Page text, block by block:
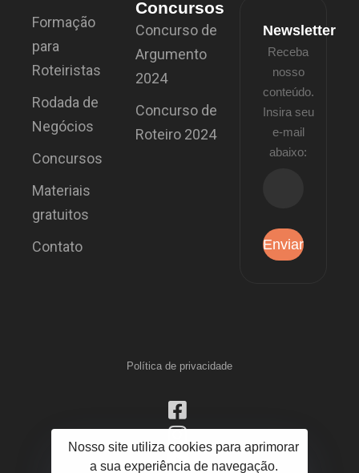
Formação
para
Roteiristas
Rodada de
Negócios
Concursos
Materiais
gratuitos
Contato
Concursos
Concurso de
Argumento
2024
Concurso de
Roteiro 2024
Newsletter
Receba
nosso
conteúdo.
Insira seu
e-mail
abaixo:
Política de privacidade
Nosso site utiliza cookies para aprimorar
a sua experiência de navegação.